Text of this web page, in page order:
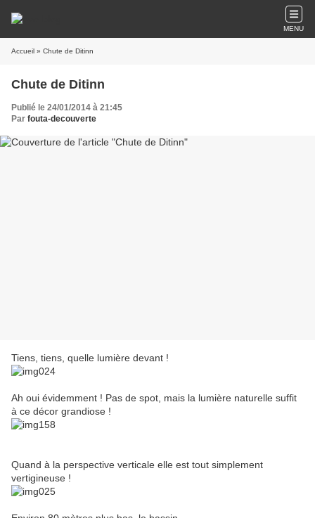
MENU
Accueil » Chute de Ditinn
Chute de Ditinn
Publié le 24/01/2014 à 21:45
Par fouta-decouverte
Tiens, tiens, quelle lumière devant !
Ah oui évidemment ! Pas de spot, mais la lumière naturelle suffit
à ce décor grandiose !
Quand à la perspective verticale elle est tout simplement
vertigineuse !